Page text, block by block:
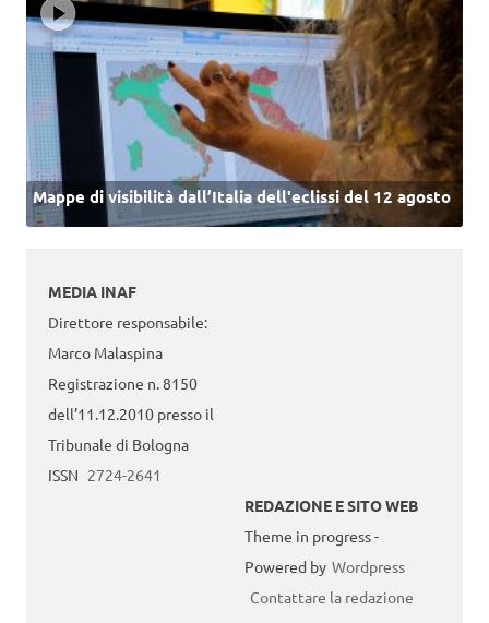
Mappe di visibilità dall’Italia dell'eclissi del 12 agosto
MEDIA INAF
Direttore responsabile:
Marco Malaspina
Registrazione n. 8150
dell’11.12.2010 presso il
Tribunale di Bologna
ISSN 2724-2641
REDAZIONE E SITO WEB
Theme in progress -
Powered by Wordpress
Contattare la redazione